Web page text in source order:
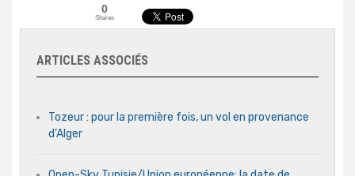
0
Shares
ARTICLES ASSOCIÉS
Tozeur : pour la première fois, un vol en provenance
d’Alger